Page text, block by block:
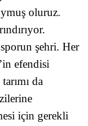
oluruz.
şehri. Her
efendisi
da
için gerekli